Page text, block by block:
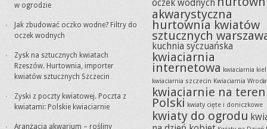
w ogrodzie
Jak zbudować oczko wodne? Filtry do
oczek wodnych
Zysk na sztucznych kwiatach
Rzeszów. Hurtownia, importer
kwiatów sztucznych Szczecin
Zyski z poczty kwiatowej. Poczta z
kwiatami: Polskie kwiaciarnie
Aranżacja akwarium – rośliny
oczek wodnych
akwarystyczna
hurtownia kwiatów
sztucznych
kuchnia syczuańska
kwiaciarnia
internetowa kwiaciarnia
kwiaciarnia szczecin Kwiaciarnia
kwiaciarnie na
Polski kwiaty cięte i doniczkowe
kwiaty do ogrodu